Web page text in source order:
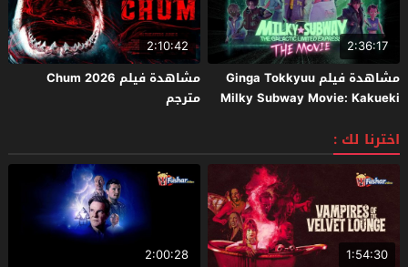
2:36:17
مشاهدة فيلم Ginga Tokkyuu
Milky Subway Movie: Kakueki
2:10:42
مشاهدة فيلم Chum 2026
مترجم
اخترنا لك :
1:54:30
2:00:28